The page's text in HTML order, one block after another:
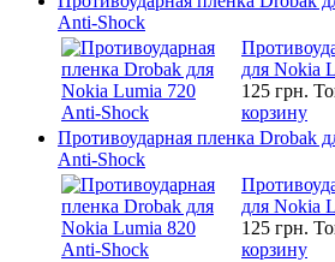
Anti-Shock
для Nokia
125 грн.
корзину
Противоударная пленка Drobak
Anti-Shock
для Nokia
125 грн.
корзину